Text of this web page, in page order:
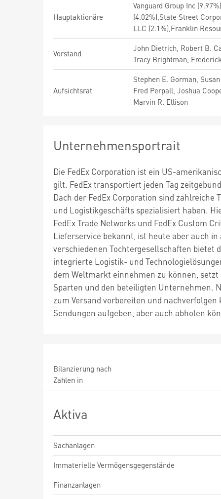
Hauptaktionäre
Vanguard Group Inc
(4.02%),State Street
LLC (2.1%),Franklin
Vorstand
John Dietrich, Robert B.
Tracy Brightman,
Aufsichtsrat
Stephen E. Gorman,
Fred Perpall, Joshua
Marvin R. Ellison
Unternehmensportrait
Die FedEx Corporation ist ein US-
gilt. FedEx transportiert jeden Tag
Dach der FedEx Corporation sind
und Logistikgeschäfts spezialisiert haben.
FedEx Trade Networks und FedEx Custom
Lieferservice bekannt, ist heute aber auch
verschiedenen Tochtergesellschaften
integrierte Logistik- und
dem Weltmarkt einnehmen zu können,
Sparten und den beteiligten Unternehmen.
zum Versand vorbereiten und
Sendungen aufgeben, aber auch abholen
Bilanzierung nach
Zahlen in
Aktiva
Sachanlagen
Immaterielle Vermögensgegenstände
Finanzanlagen